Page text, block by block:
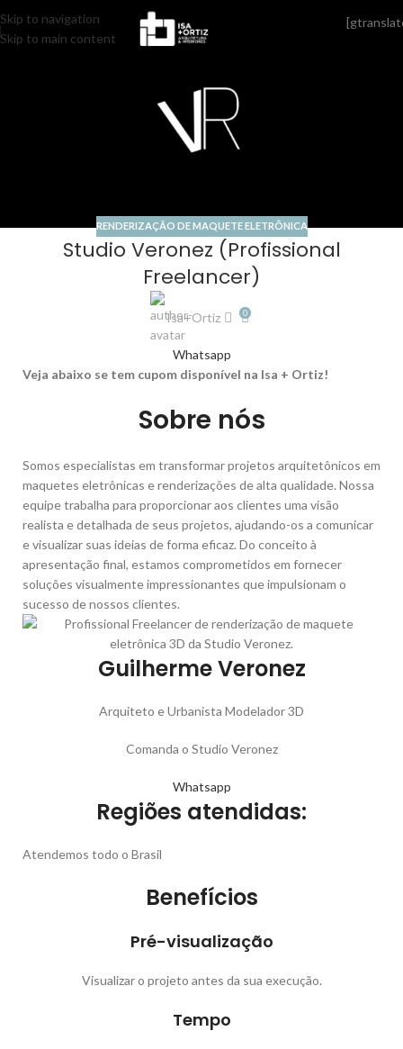
Skip to navigation
Skip to main content
17
MAIO
RENDERIZAÇÃO DE MAQUETE ELETRÔNICA
Studio Veronez (Profissional
Freelancer)
Isa+Ortiz 0
Whatsapp
Veja abaixo se tem cupom disponível na Isa + Ortiz!
Sobre nós
Somos especialistas em transformar projetos arquitetônicos em
maquetes eletrônicas e renderizações de alta qualidade. Nossa
equipe trabalha para proporcionar aos clientes uma visão
realista e detalhada de seus projetos, ajudando-os a comunicar
e visualizar suas ideias de forma eficaz. Do conceito à
apresentação final, estamos comprometidos em fornecer
soluções visualmente impressionantes que impulsionam o
sucesso de nossos clientes.
Guilherme Veronez
Arquiteto e Urbanista Modelador 3D
Comanda o Studio Veronez
Whatsapp
Regiões atendidas:
Atendemos todo o Brasil
Benefícios
Pré-visualização
Visualizar o projeto antes da sua execução.
Tempo